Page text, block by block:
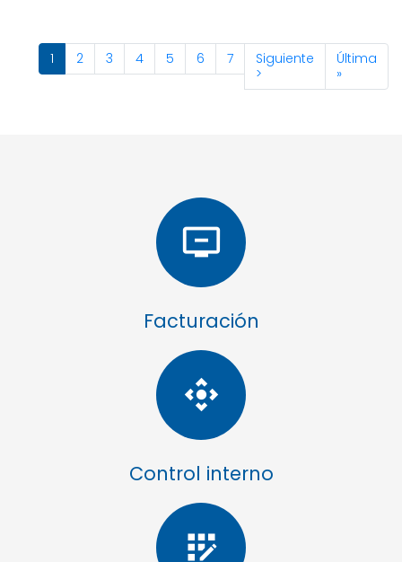
Paginación
Página
actual
1 Page
2 Page
3 Page
4 Page
5 Page
6 Page
7
Siguiente
página
Siguiente
>
Última
página
Última
»
remove_from_queue
Facturación
control_camera
Control interno
app_registration